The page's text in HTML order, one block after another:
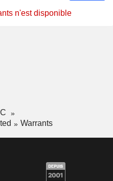
n'est disponible
Warrants